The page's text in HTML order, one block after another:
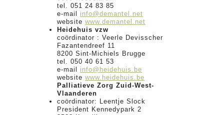
tel. 051 24 83 85
e-mail info@demantel.net
website www.demantel.net
Heidehuis vzw
coördinator : Veerle Devisscher
Fazantendreef 11
8200 Sint-Michiels Brugge
tel. 050 40 61 53
e-mail info@heidehuis.be
website www.heidehuis.be
Palliatieve Zorg Zuid-West-
Vlaanderen
coördinator: Leentje Slock
President Kennedypark 2